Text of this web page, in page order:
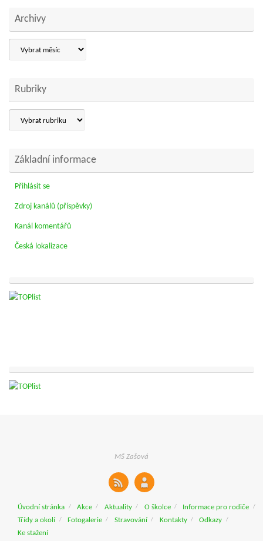
Archivy
Rubriky
Základní informace
Přihlásit se
Zdroj kanálů (příspěvky)
Kanál komentářů
Česká lokalizace
MŠ Zašová
Úvodní stránka Akce Aktuality O školce
Informace pro rodiče
Třídy a okolí
Fotogalerie Stravování Kontakty
Odkazy
Ke stažení